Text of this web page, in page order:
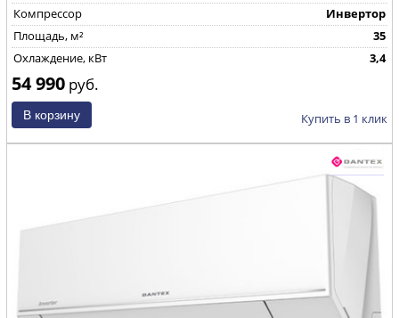
Компрессор
Инвертор
Площадь, м²
35
Охлаждение, кВт
3,4
54 990 руб.
Купить в 1 клик